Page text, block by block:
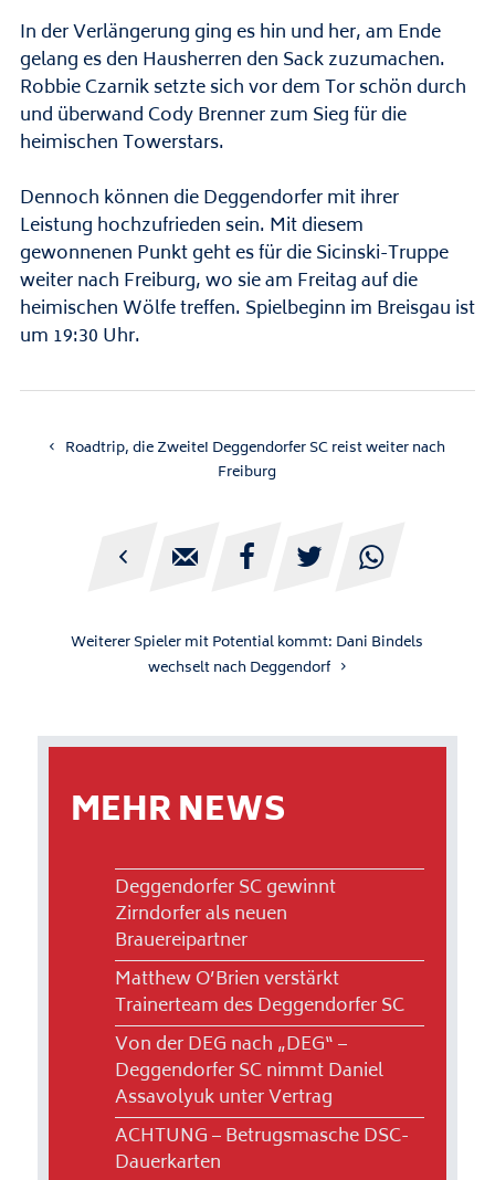
In der Verlängerung ging es hin und her, am Ende
gelang es den Hausherren den Sack zuzumachen.
Robbie Czarnik setzte sich vor dem Tor schön durch
und überwand Cody Brenner zum Sieg für die
heimischen Towerstars.
Dennoch können die Deggendorfer mit ihrer
Leistung hochzufrieden sein. Mit diesem
gewonnenen Punkt geht es für die Sicinski-Truppe
weiter nach Freiburg, wo sie am Freitag auf die
heimischen Wölfe treffen. Spielbeginn im Breisgau ist
um 19:30 Uhr.
Roadtrip, die Zweite! Deggendorfer SC reist weiter nach
Freiburg
    
Weiterer Spieler mit Potential kommt: Dani Bindels
wechselt nach Deggendorf
MEHR NEWS
Deggendorfer SC gewinnt
Zirndorfer als neuen
Brauereipartner
Matthew O’Brien verstärkt
Trainerteam des Deggendorfer SC
Von der DEG nach „DEG“ –
Deggendorfer SC nimmt Daniel
Assavolyuk unter Vertrag
ACHTUNG – Betrugsmasche DSC-
Dauerkarten